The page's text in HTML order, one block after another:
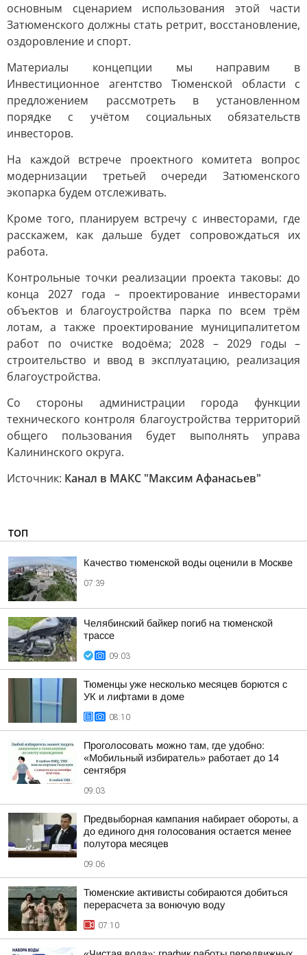
основным сценарием использования этой части
Затюменского должны стать ретрит, восстановление,
оздоровление и спорт.
Материалы концепции мы направим в
Инвестиционное агентство Тюменской области с
предложением рассмотреть в установленном
порядке с учётом социальных обязательств
инвесторов.
На каждой встрече проектного комитета вопрос
модернизации третьей очереди Затюменского
экопарка будем отслеживать.
Кроме того, планируем встречу с инвесторами, где
расскажем, как дальше будет сопровождаться их
работа.
Контрольные точки реализации проекта таковы: до
конца 2027 года – проектирование инвесторами
объектов и благоустройства парка по всем трём
лотам, а также проектирование муниципалитетом
работ по очистке водоёма; 2028 – 2029 годы –
строительство и ввод в эксплуатацию, реализация
благоустройства.
Со стороны администрации города функции
технического контроля благоустройства территорий
общего пользования будет выполнять управа
Калининского округа.
Источник: Канал в МАКС "Максим Афанасьев"
ТОП
Качество тюменской воды оценили в Москве
07:39
Челябинский байкер погиб на тюменской
трассе
09:03
Тюменцы уже несколько месяцев борются с
УК и лифтами в доме
08:10
Проголосовать можно там, где удобно:
«Мобильный избиратель» работает до 14
сентября
09:03
Предвыборная кампания набирает обороты, а
до единого дня голосования остается менее
полутора месяцев
09:06
Тюменские активисты собираются добиться
перерасчета за вонючую воду
07:10